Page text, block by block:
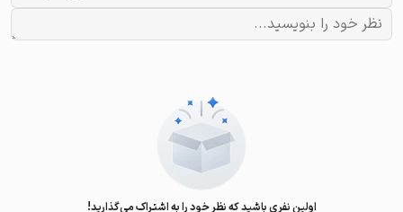
اولین نفری باشید که نظر خود را به اشتراک می‌گذارید!